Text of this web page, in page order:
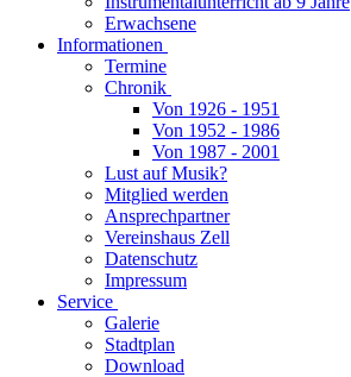
Erwachsene
Informationen
Termine
Chronik
Von 1926 - 1951
Von 1952 - 1986
Von 1987 - 2001
Lust auf Musik?
Mitglied werden
Ansprechpartner
Vereinshaus Zell
Datenschutz
Impressum
Service
Galerie
Stadtplan
Download